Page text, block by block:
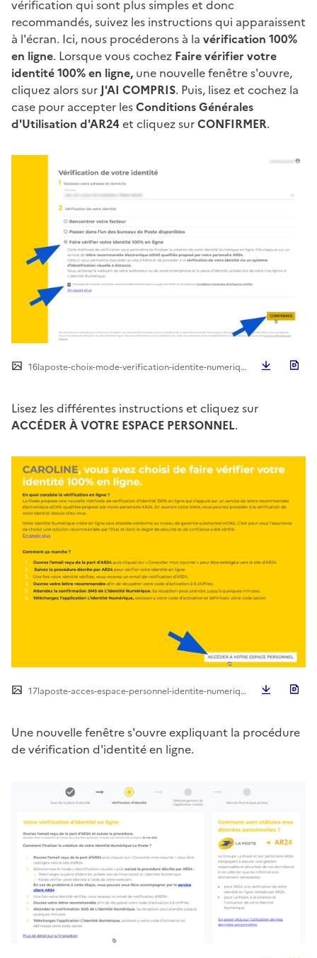
vérification qui sont plus simples et donc
recommandés, suivez les instructions qui apparaissent
à l'écran. Ici, nous procéderons à la vérification 100%
en ligne. Lorsque vous cochez Faire vérifier votre
identité 100% en ligne, une nouvelle fenêtre s'ouvre,
cliquez alors sur J'AI COMPRIS. Puis, lisez et cochez la
case pour accepter lesConditions Générales
d'Utilisation d'AR24 et cliquez surCONFIRMER.
16laposte-choix-mode-verification-identite-numerique.png
Lisez les différentes instructions et cliquez sur
ACCÉDER À VOTRE ESPACE PERSONNEL.
17laposte-acces-espace-personnel-identite-numerique.png
Une nouvelle fenêtre s'ouvre expliquant la procédure
de vérification d'identité en ligne.